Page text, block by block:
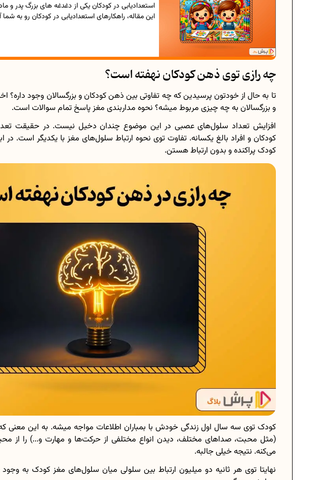
استعدادیابی در کودکان یکی از دغدغه های بزرگ پدر و
این مقاله، راهکار‌های استعدادیابی در کودکان رو به
چه رازی توی ذهن کودکان نهفته است؟
تا به حال از خودتون پرسیدین که چه تفاوتی بین ذهن کودکان و بزرگسالان وجود داره؟
و بزرگسالان به چه چیزی مربوط میشه؟ نحوه مداربندی مغز پاسخ تمام سوالات است.
افزایش تعداد سلول‌های عصبی در این موضوع چندان دخیل نیست. در حقیقت
کودکان و افراد بالغ یکسانه. تفاوت توی نحوه ارتباط سلول‌های مغز با یکدیگر است. در
کودک پراکنده و بدون ارتباط هستن.
کودک توی سه سال اول زندگی خودش با بمباران اطلاعات مواجه میشه. به این معنی که
(مثل محبت، صداهای مختلف، دیدن انواع مختلفی از حرکت‌ها و مهارت و...) را از
می‌کنه. نتیجه خیلی جالبه.
نهایتا توی هر ثانیه دو میلیون ارتباط بین سلولی میان سلول‌های مغز کودک به